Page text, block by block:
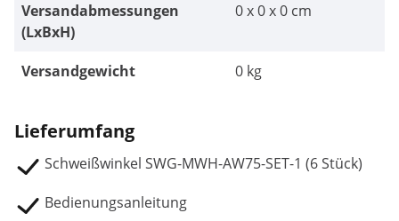
Versandabmessungen
(LxBxH)
0 x 0 x 0 cm
Versandgewicht 0 kg
Lieferumfang
Schweißwinkel SWG-MWH-AW75-SET-1 (6 Stück)
Bedienungsanleitung